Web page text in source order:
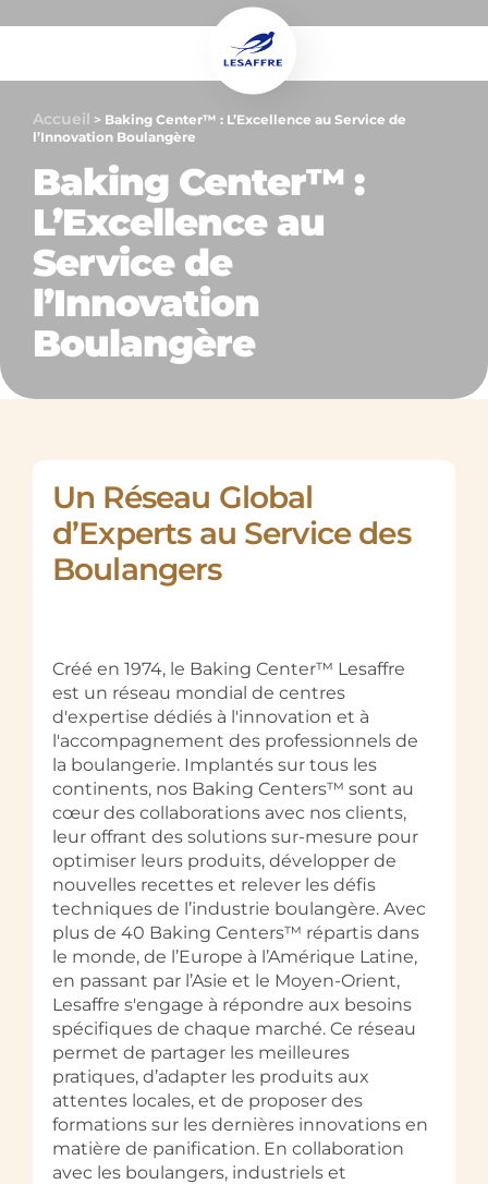
Accueil > Baking Center™ : L’Excellence au Service de
l’Innovation Boulangère
Baking Center™ :
L’Excellence au
Service de
l’Innovation
Boulangère
Un Réseau Global
d’Experts au Service des
Boulangers
Créé en 1974, le Baking Center™ Lesaffre
est un réseau mondial de centres
d'expertise dédiés à l'innovation et à
l'accompagnement des professionnels de
la boulangerie. Implantés sur tous les
continents, nos Baking Centers™ sont au
cœur des collaborations avec nos clients,
leur offrant des solutions sur-mesure pour
optimiser leurs produits, développer de
nouvelles recettes et relever les défis
techniques de l’industrie boulangère. Avec
plus de 40 Baking Centers™ répartis dans
le monde, de l’Europe à l’Amérique Latine,
en passant par l’Asie et le Moyen-Orient,
Lesaffre s'engage à répondre aux besoins
spécifiques de chaque marché. Ce réseau
permet de partager les meilleures
pratiques, d’adapter les produits aux
attentes locales, et de proposer des
formations sur les dernières innovations en
matière de panification. En collaboration
avec les boulangers, industriels et